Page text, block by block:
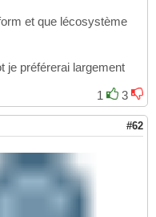
et que lécosystème
je préférerai largement
1
3
#62